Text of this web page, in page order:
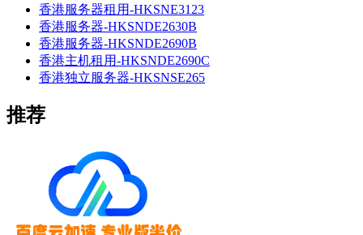
香港服务器租用-HKSNE3123
香港服务器-HKSNDE2630B
香港服务器-HKSNDE2690B
香港主机租用-HKSNDE2690C
香港独立服务器-HKSNSE265
推荐